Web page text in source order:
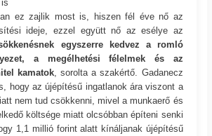
ez zajlik most is, hiszen fél éve nő az
ideje, ezzel együtt nő az esélye az
egyszerre kedvez a romló
a megélhetési félelmek és az
kamatok, sorolta a szakértő. Gadanecz
hogy az újépítésű ingatlanok ára viszont a
nem tud csökkenni, mivel a munkaerő és
költsége miatt olcsóbban építeni senki
1,1 millió forint alatt kínáljanak újépítésű